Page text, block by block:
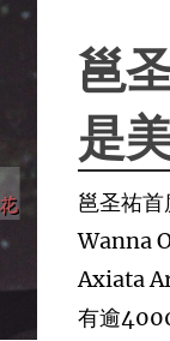
邕
是
邕圣祐
Wanna
Axiata
有逾